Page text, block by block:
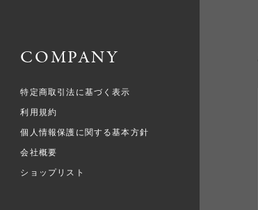
COMPANY
特定商取引法に基づく表示
利用規約
個人情報保護に関する基本方針
会社概要
ショップリスト